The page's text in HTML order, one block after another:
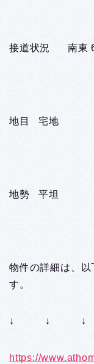
接道状況 南東
地目 宅地
地勢 平坦
物件の詳細は、以
す。
↓ ↓ ↓
https://